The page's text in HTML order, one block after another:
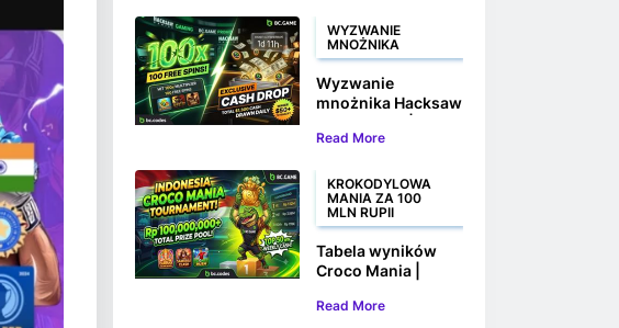
w darmowych
zakładach
WYZWANIE
MNOŻNIKA
Wyzwanie
mnożnika Hacksaw
Wygraj 100
spinów i nagrody
pieniężne
Read More
KROKODYLOWA
MANIA ZA 100
MLN RUPII
Tabela wyników
Croco Mania |
część z ponad 100
Read More